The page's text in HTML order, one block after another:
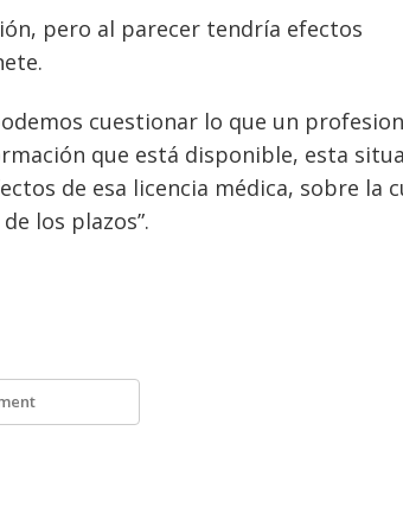
pero al parecer tendría efectos
cuestionar lo que un
que está disponible, esta
de esa licencia médica, sobre la
los plazos”.